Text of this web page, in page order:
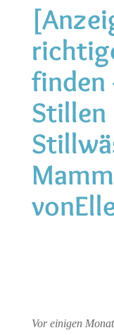
finden
Vor einigen